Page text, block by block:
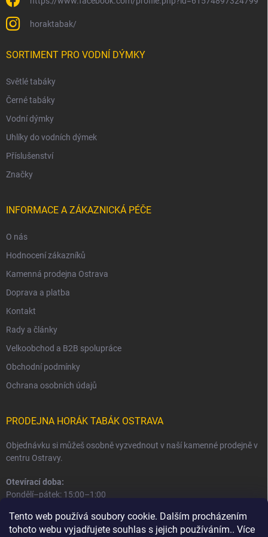
Tento web používá soubory cookie. Dalším procházením
tohoto webu vyjadřujete souhlas s jejich používáním.. Více
horaktabak/
SORTIMENT PRO VODNÍ DÝMKY
Světlé tabáky
Černé tabáky
Vodní dýmky
Uhlíky do vodních dýmek
Příslušenství
Značky
INFORMACE A ZÁKAZNICKÁ PÉČE
O nás
Hodnocení zákazníků
Kamenná prodejna Ostrava
Doprava a platba
Kontakt
Rady a články
Velkoobchod a B2B spolupráce
Obchodní podmínky
Ochrana osobních údajů
PRODEJNA HORÁK TABÁK OSTRAVA
Objednávku si můžeš osobně vyzvednout v naší kamenné prodejně v
centru Ostravy.
Otevírací doba:
Pondělí–pátek: 15:00–1:00
Informace o prodejně a osobním odběru